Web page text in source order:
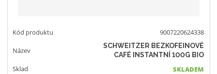
9007220624338
SCHWEITZER BEZKOFEINOVÉ
CAFÉ INSTANTNÍ 100G BIO
SKLADEM